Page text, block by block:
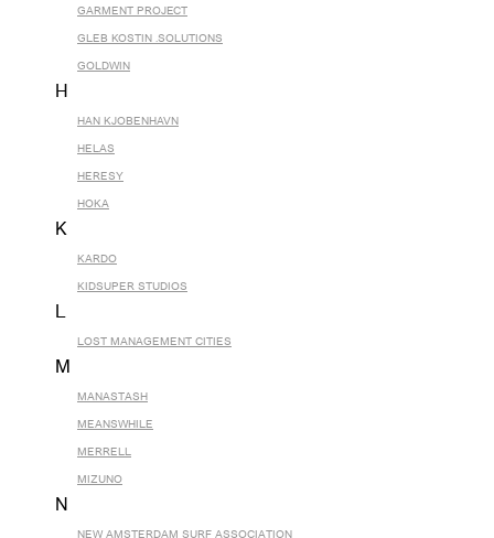
GARMENT PROJECT
GLEB KOSTIN .SOLUTIONS
GOLDWIN
H
HAN KJOBENHAVN
HELAS
HERESY
HOKA
K
KARDO
KIDSUPER STUDIOS
L
LOST MANAGEMENT CITIES
M
MANASTASH
MEANSWHILE
MERRELL
MIZUNO
N
NEW AMSTERDAM SURF ASSOCIATION